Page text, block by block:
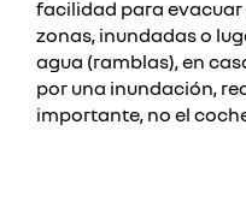
facilidad para evacuar
zonas, inundadas o
agua (ramblas), en
por una inundación,
importante, no el